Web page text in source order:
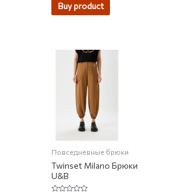
Buy product
Повседневные брюки
Twinset Milano Брюки
U&B